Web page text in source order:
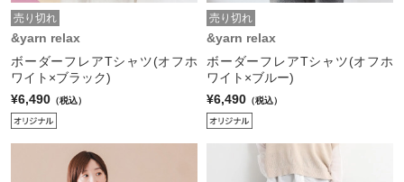
売り切れ
&yarn relax
ボーダーフレアTシャツ(オフホ
ワイト×ブラック)
¥6,490 （税込）
売り切れ
&yarn relax
ボーダーフレアTシャツ(オフホ
ワイト×ブルー)
¥6,490 （税込）